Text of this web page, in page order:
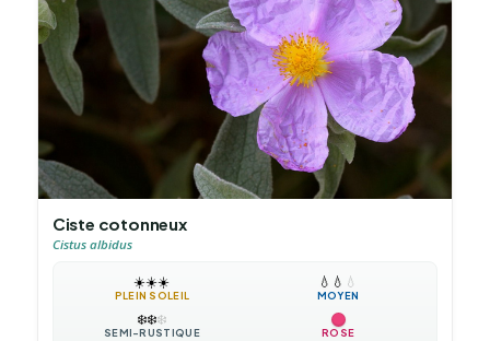
Ciste cotonneux
Cistus albidus
☀️☀️☀️
PLEIN SOLEIL
💧 💧 💧
MOYEN
❄️❄️❄️
SEMI-RUSTIQUE ROSE